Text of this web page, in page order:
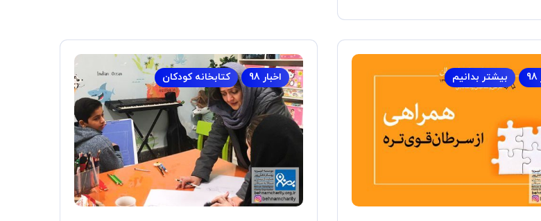
بیشتر بدانیم اخبار 98 کتابخانه کودکان